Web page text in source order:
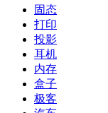
固态
打印
投影
耳机
内存
盒子
极客